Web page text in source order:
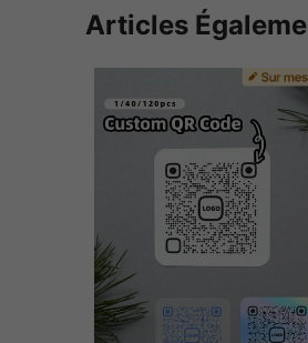
Articles